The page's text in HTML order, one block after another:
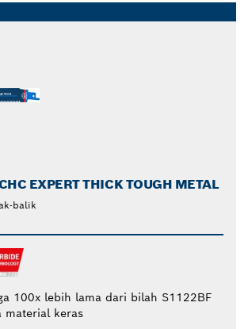
EXPERT THICK TOUGH METAL
balik
100x lebih lama dari bilah S1122BF
material keras